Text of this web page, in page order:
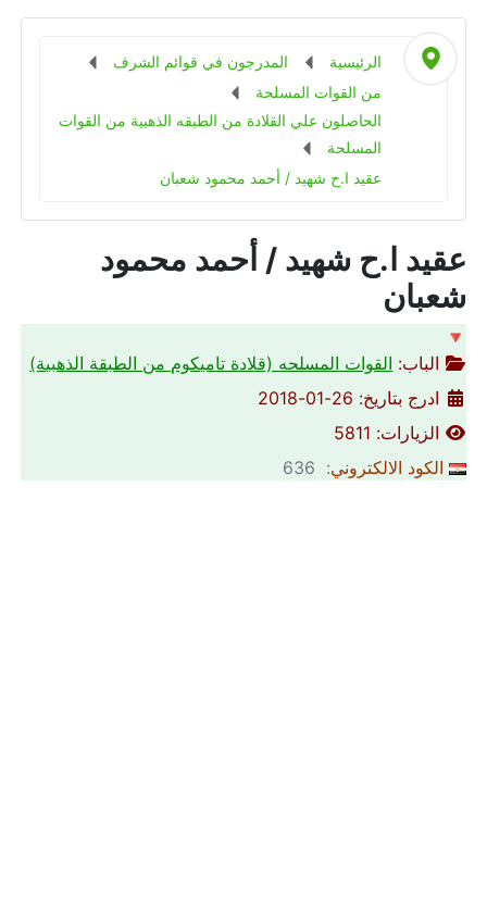
الرئيسية
المدرجون في قوائم الشرف
من القوات المسلحة
الحاصلون علي القلادة من الطبقه الذهبية من القوات
المسلحة
عقيد ا.ح شهيد / أحمد محمود شعبان
عقيد ا.ح شهيد / أحمد محمود
شعبان
🔻
الباب: القوات المسلحه (قلادة تاميكوم من الطبقة الذهبية)
ادرج بتاريخ: 26-01-2018
الزيارات: 5811
الكود الالكتروني: 636